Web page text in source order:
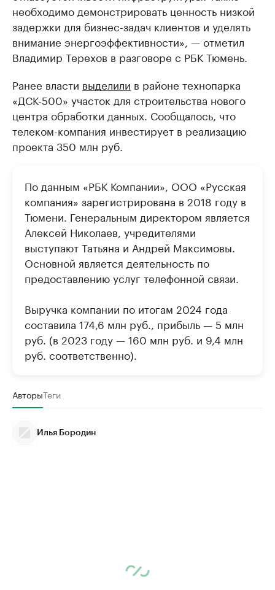
необходимо демонстрировать ценность низкой
задержки для бизнес-задач клиентов и уделять
внимание энергоэффективности», — отметил
Владимир Терехов в разговоре с РБК Тюмень.
Ранее власти выделили в районе технопарка
«ДСК-500» участок для строительства нового
центра обработки данных. Сообщалось, что
телеком-компания инвестирует в реализацию
проекта 350 млн руб.
По данным «РБК Компании», ООО «Русская
компания» зарегистрирована в 2018 году в
Тюмени. Генеральным директором является
Алексей Николаев, учредителями
выступают Татьяна и Андрей Максимовы.
Основной является деятельность по
предоставлению услуг телефонной связи.
Выручка компании по итогам 2024 года
составила 174,6 млн руб., прибыль — 5 млн
руб. (в 2023 году — 160 млн руб. и 9,4 млн
руб. соответственно).
АвторыТеги
Илья Бородин